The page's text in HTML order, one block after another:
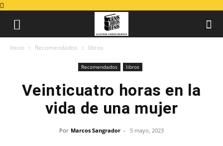
Inicio Recomendados libros
Recomendados libros
Veinticuatro horas en la
vida de una mujer
Por Marcos Sangrador - 5 mayo, 2023